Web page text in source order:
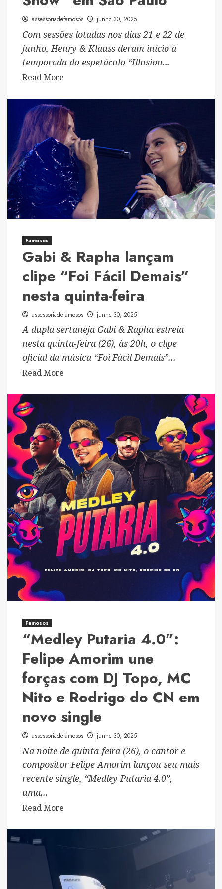
assessoriadefamosos junho 30, 2025
Com sessões lotadas nos dias 21 e 22 de
junho, Henry & Klauss deram início à
temporada do espetáculo “Illusion...
Read More
about
Com
ingressos
esgotados,
Henry
&
Klauss
estreiam
“Illusion
Show”
Paulo
Famosos
Gabi & Rapha lançam
clipe “Foi Fácil Demais”
nesta quinta-feira
assessoriadefamosos junho 30, 2025
A dupla sertaneja Gabi & Rapha estreia
nesta quinta-feira (26), às 20h, o clipe
oficial da música “Foi Fácil Demais”...
Read More
about
Rapha
lançam
clipe
“Foi
Fácil
Demais”
nesta
quinta-
feira
Famosos
“Medley Putaria 4.0”:
Felipe Amorim une
forças com DJ Topo, MC
Nito e Rodrigo do CN em
novo single
assessoriadefamosos junho 30, 2025
Na noite de quinta-feira (26), o cantor e
compositor Felipe Amorim lançou seu mais
recente single, “Medley Putaria 4.0”,
uma...
Read More
about
Felipe